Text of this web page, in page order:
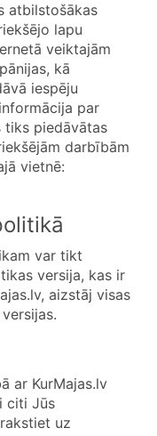
atbilstošākas
lapu
veiktajām
iespēju
par
tiks piedāvātas
darbībām
vietnē:
var tikt
versija, kas ir
aizstāj visas
ar KurMajas.lv
citi Jūs
uz